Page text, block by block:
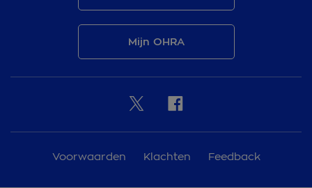
Mijn OHRA
Voorwaarden Klachten Feedback